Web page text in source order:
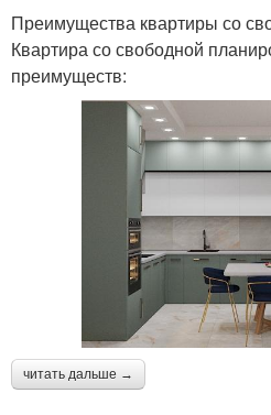
Преимущества квартиры со
Квартира со свободной
преимуществ:
читать дальше →